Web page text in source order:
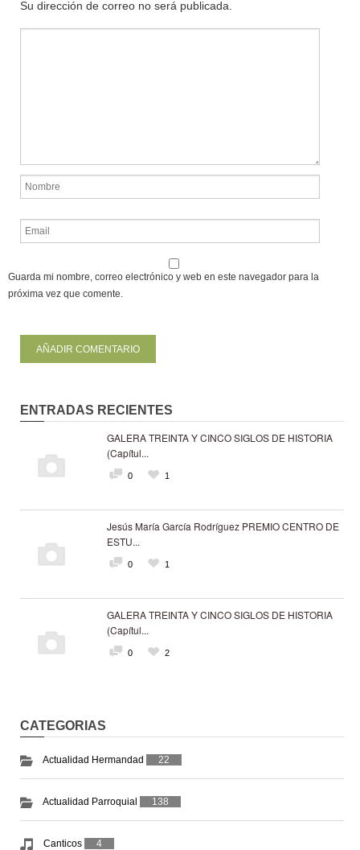
Su dirección de correo no será publicada.
Guarda mi nombre, correo electrónico y web en este navegador para la
próxima vez que comente.
ENTRADAS RECIENTES
GALERA TREINTA Y CINCO SIGLOS DE HISTORIA
(Capítul...
0 1
Jesús María García Rodríguez PREMIO CENTRO DE
ESTU...
0 1
GALERA TREINTA Y CINCO SIGLOS DE HISTORIA
(Capítul...
0 2
CATEGORIAS
Actualidad Hermandad 22
Actualidad Parroquial 138
Canticos 4